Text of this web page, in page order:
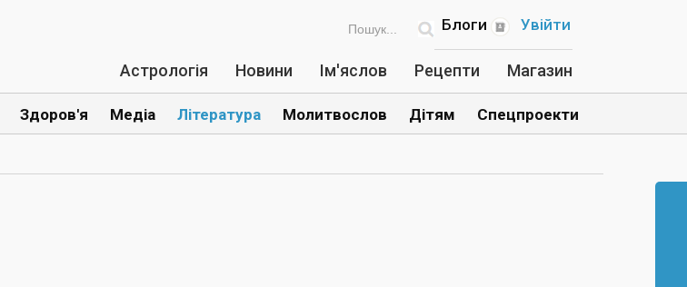
Увійти
Блоги
Астрологія Новини Ім'яслов Рецепти Магазин
Здоров'я Медіа Література Молитвослов Дітям Спецпроекти